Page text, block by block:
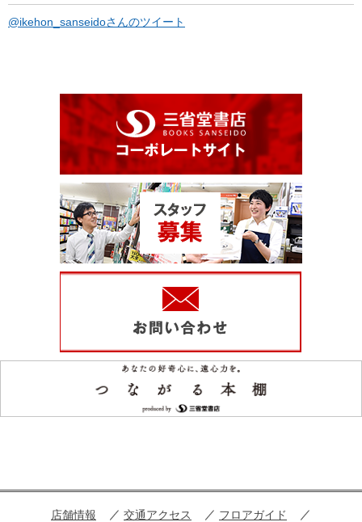
@ikehon_sanseidoさんのツイート
店舗情報 交通アクセス フロアガイド